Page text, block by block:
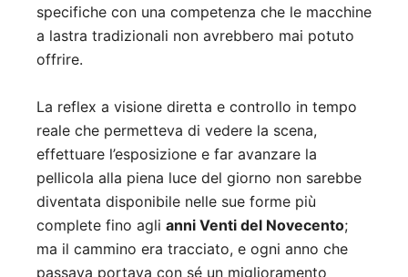
specifiche con una competenza che le macchine
a lastra tradizionali non avrebbero mai potuto
offrire.
La reflex a visione diretta e controllo in tempo
reale che permetteva di vedere la scena,
effettuare l’esposizione e far avanzare la
pellicola alla piena luce del giorno non sarebbe
diventata disponibile nelle sue forme più
complete fino agli anni Venti del Novecento;
ma il cammino era tracciato, e ogni anno che
passava portava con sé un miglioramento